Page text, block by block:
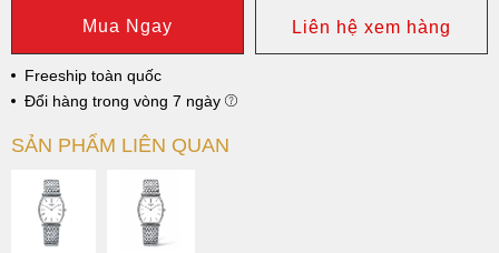
Mua Ngay Liên hệ xem hàng
Freeship toàn quốc
Đổi hàng trong vòng 7 ngày
SẢN PHẨM LIÊN QUAN